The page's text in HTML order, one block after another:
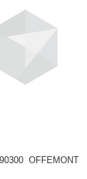
OFFEMONT